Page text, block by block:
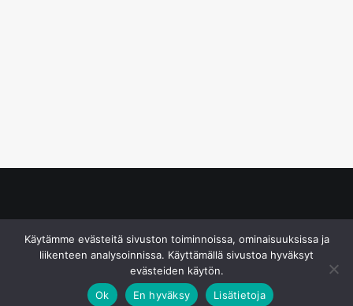
Käytämme evästeitä sivuston toiminnoissa, ominaisuuksissa ja
liikenteen analysoinnissa. Käyttämällä sivustoa hyväksyt
evästeiden käytön.
Ok
En hyväksy Lisätietoja